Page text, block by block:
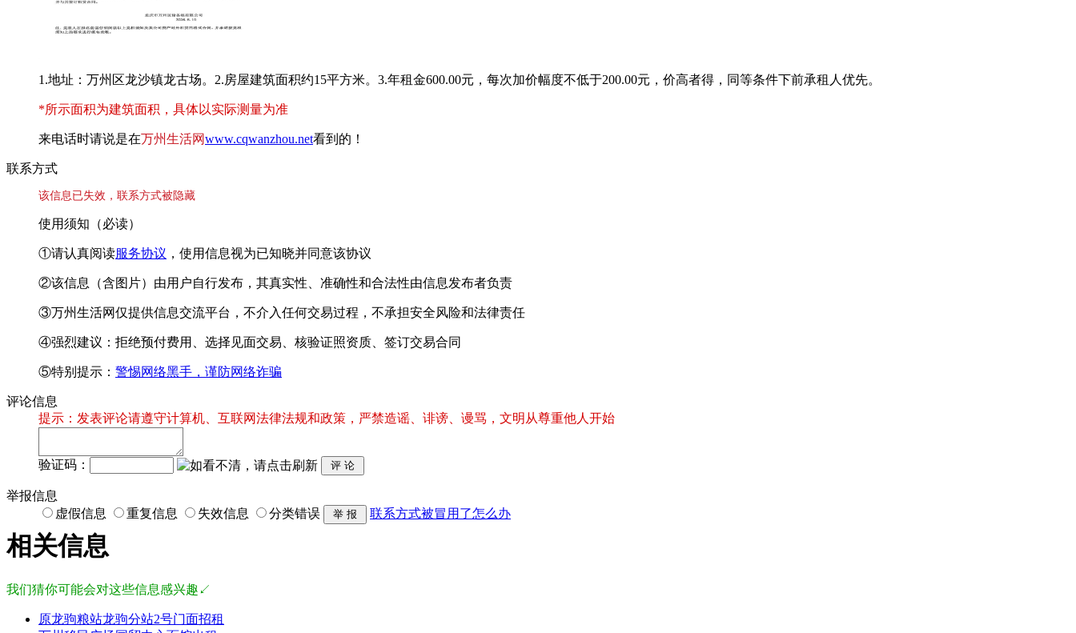
1.地址：万州区龙沙镇龙古场。2.房屋建筑面积约15平方米。3.年租金600.00元，每次加价幅度不低于200.00元，价高者得，同等条件下前承租人优先。
*所示面积为建筑面积，具体以实际测量为准
来电话时请说是在万州生活网www.cqwanzhou.net看到的！
联系方式
该信息已失效，联系方式被隐藏
使用须知（必读）
①请认真阅读服务协议 ，使用信息视为已知晓并同意该协议
②该信息（含图片）由用户自行发布，其真实性、准确性和合法性由信息发布者负责
③万州生活网仅提供信息交流平台，不介入任何交易过程，不承担安全风险和法律责任
④强烈建议：拒绝预付费用、选择见面交易、核验证照资质、签订交易合同
⑤特别提示： 警惕网络黑手，谨防网络诈骗
评论信息
提示：发表评论请遵守计算机、互联网法律法规和政策，严禁造谣、诽谤、谩骂，文明从尊重他人开始
验证码：
举报信息
虚假信息
重复信息 失效信息 分类错误 联系方式被冒用了怎么办
相关信息
我们猜你可能会对这些信息感兴趣↙
原龙驹粮站龙驹分站2号门面招租